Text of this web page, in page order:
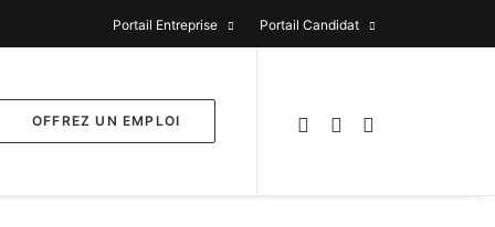
Portail Entreprise Portail Candidat
OFFREZ UN EMPLOI